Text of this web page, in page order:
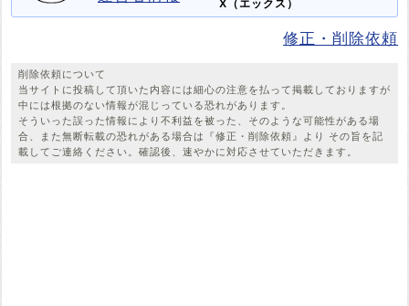
X（エックス）
修正・削除依頼
削除依頼について
当サイトに投稿して頂いた内容には細心の注意を払って掲載しておりますが
中には根拠のない情報が混じっている恐れがあります。
そういった誤った情報により不利益を被った、そのような可能性がある場
合、また無断転載の恐れがある場合は『修正・削除依頼』より その旨を記
載してご連絡ください。確認後、速やかに対応させていただきます。